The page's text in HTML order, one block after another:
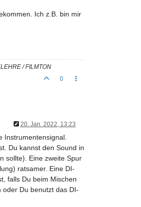
Ich z.B. bin mir
/ FILMTON
0
20. Jan. 2022, 13:23
Instrumentensignal.
Du kannst den Sound in
sollte). Eine zweite Spur
ratsamer. Eine DI-
falls Du beim Mischen
Du benutzt das DI-